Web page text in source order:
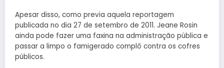
Apesar disso, como previa aquela reportagem
publicada no dia 27 de setembro de 2011. Jeane Rosin
ainda pode fazer uma faxina na administração pública e
passar a limpo o famigerado complô contra os cofres
públicos.